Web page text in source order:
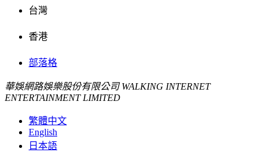
台灣
香港
部落格
華娛網路娛樂股份有限公司 WALKING INTERNET
ENTERTAINMENT LIMITED
繁體中文
English
日本語